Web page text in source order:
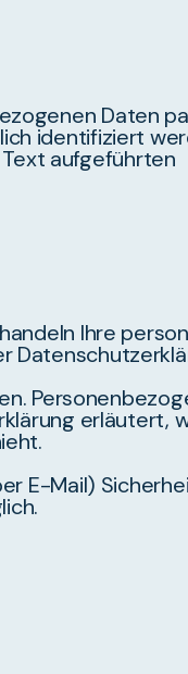
Daten
identifiziert
aufgeführten
Ihre
erläutert,
E-Mail)